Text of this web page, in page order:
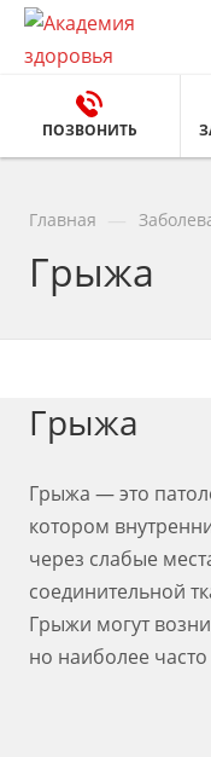
ПОЗВОНИТЬ
Главная
Грыжа
Грыжа
Грыжа — это
котором
через слабые
соединительной
Грыжи могут
но наиболее